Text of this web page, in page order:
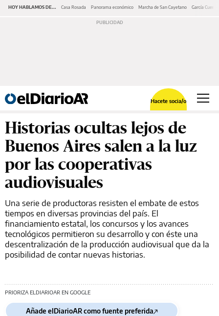
HOY HABLAMOS DE... Casa Rosada Panorama económico Marcha de San Cayetano García Cuerva
Hacete socia/o
Historias ocultas lejos de
Buenos Aires salen a la luz
por las cooperativas
audiovisuales
Una serie de productoras resisten el embate de estos
tiempos en diversas provincias del país. El
financiamiento estatal, los concursos y los avances
tecnológicos permitieron su desarrollo y con éste una
descentralización de la producción audiovisual que da la
posibilidad de contar nuevas historias.
PRIORIZA ELDIARIOAR EN GOOGLE
Añade elDiarioAR como fuente preferida